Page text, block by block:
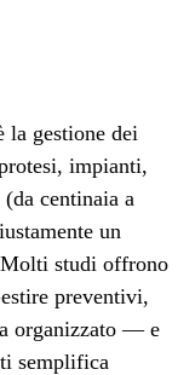
la gestione dei
impianti,
centinaia a
un
studi offrono
preventivi,
organizzato — e
ti semplifica